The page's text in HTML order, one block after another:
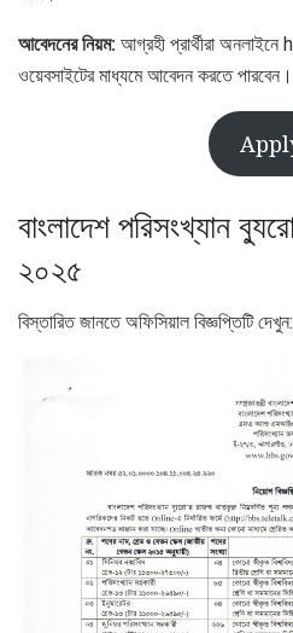
আবেদনের নিয়ম: আগ্রহী প্রার্থীরা
ওয়েবসাইটের মাধ্যমে আবেদন করতে পারবেন।
বাংলাদেশ পরিসংখ্যান
২০২৫
বিস্তারিত জানতে অফিসিয়াল বিজ্ঞপ্তিটি দেখুন: